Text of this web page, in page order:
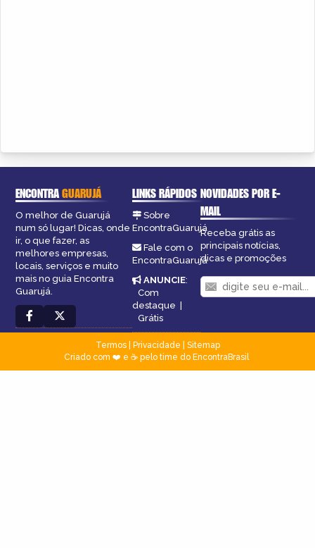
ENCONTRAGUARUJÁ
O melhor de Guarujá
num só lugar! Dicas, onde
ir, o que fazer, as
melhores empresas,
locais, serviços e muito
mais no guia Encontra
Guarujá.
LINKS RÁPIDOS
Sobre
EncontraGuarujá
Fale com o
EncontraGuarujá
ANUNCIE:
Com
destaque |
Grátis
NOVIDADES POR E-
MAIL
Receba grátis as
principais notícias,
dicas e promoções
Termos| Privacidade
Sitemap
Criado com ❤️ e ☕ pelo time do EncontraBrasil